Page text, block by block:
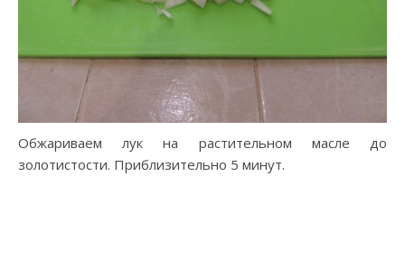
Обжариваем лук на растительном масле до
золотистости. Приблизительно 5 минут.